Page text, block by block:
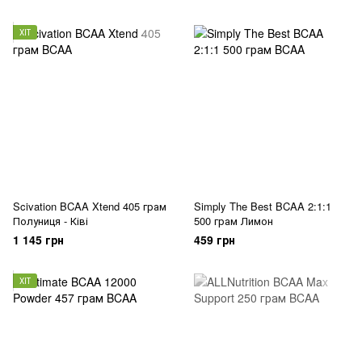
ХІТ
Scivation BCAA Xtend 405 грам
Полуниця - Ківі
1 145 грн
Simply The Best BCAA 2:1:1
500 грам Лимон
459 грн
ХІТ